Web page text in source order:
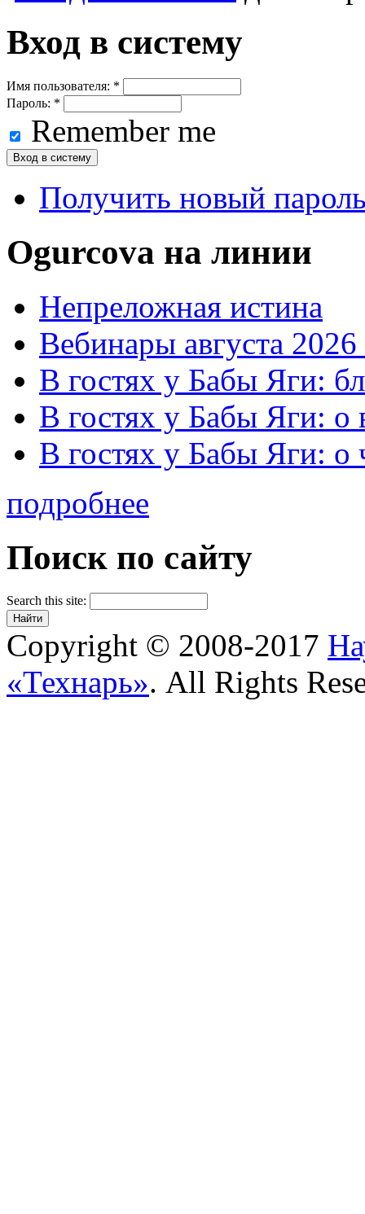
Вход в систему
Имя пользователя: *
Пароль: *
Remember me
Получить новый
Ogurcova на линии
Непреложная истина
Вебинары августа 2026
В гостях у Бабы Яги:
В гостях у Бабы Яги:
В гостях у Бабы Яги: о
подробнее
Поиск по сайту
Search this site:
Copyright © 2008-2017
«Технарь». All Rights